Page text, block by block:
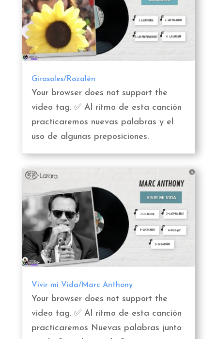
Girasoles/Rozalén
Your browser does not support the
video tag. ✅ Al ritmo de esta canción
practicaremos nuevas palabras y el
uso de algunas preposiciones.
Vivir mi Vida/Marc Anthony
Your browser does not support the
video tag. ✅ Al ritmo de esta canción
practicaremos Nuevas palabras junto